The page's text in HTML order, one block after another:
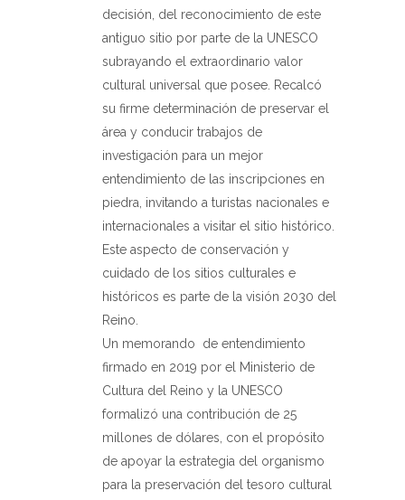
decisión, del reconocimiento de este
antiguo sitio por parte de la UNESCO
subrayando el extraordinario valor
cultural universal que posee. Recalcó
su firme determinación de preservar el
área y conducir trabajos de
investigación para un mejor
entendimiento de las inscripciones en
piedra, invitando a turistas nacionales e
internacionales a visitar el sitio histórico.
Este aspecto de conservación y
cuidado de los sitios culturales e
históricos es parte de la visión 2030 del
Reino.
Un memorando de entendimiento
firmado en 2019 por el Ministerio de
Cultura del Reino y la UNESCO
formalizó una contribución de 25
millones de dólares, con el propósito
de apoyar la estrategia del organismo
para la preservación del tesoro cultural